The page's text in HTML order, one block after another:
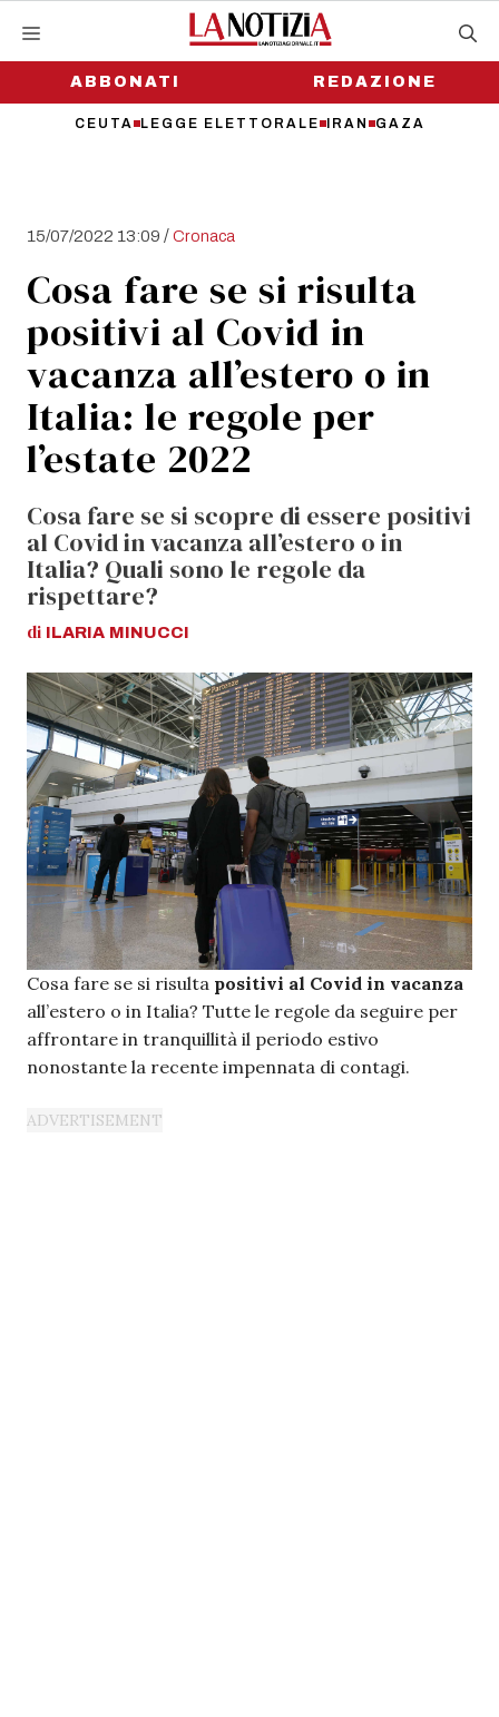
contenutoABBONATI
CEUTA LEGGE ELETTORALE IRAN GAZA
REDAZIONE
15/07/2022 13:09 /Cronaca
Cosa fare se si risulta
positivi al Covid in
vacanza all’estero o in
Italia: le regole per
l’estate 2022
Cosa fare se si scopre di essere positivi
al Covid in vacanza all’estero o in
Italia? Quali sono le regole da
rispettare?
di ILARIA MINUCCI
Cosa fare se si risulta positivi al Covid in vacanza
all’estero o in Italia? Tutte le regole da seguire per
affrontare in tranquillità il periodo estivo
nonostante la recente impennata di contagi.